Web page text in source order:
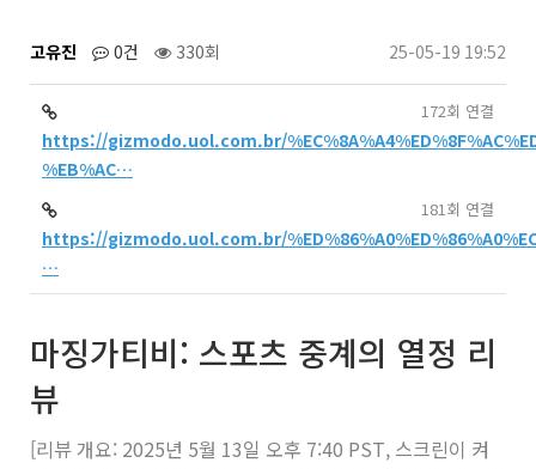
고유진 0건 330회 25-05-19 19:52
https://gizmodo.uol.com.br/
%EB%AC…
172회 연결
https://gizmodo.uol.com.br/
…
181회 연결
마징가티비: 스포츠 중계의 열정 리
뷰
[리뷰 개요: 2025년 5월 13일 오후 7:40 PST, 스크린이 켜